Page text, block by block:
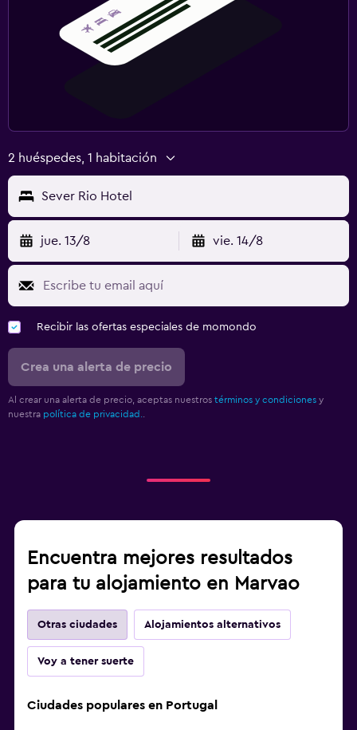
2 huéspedes, 1 habitación
Sever Rio Hotel
jue. 13/8 vie. 14/8
Recibir las ofertas especiales de momondo
Crea una alerta de precio
Al crear una alerta de precio, aceptas nuestros términos y condiciones y
nuestra política de privacidad.
Encuentra mejores resultados
para tu alojamiento en Marvao
Otras ciudades Alojamientos alternativos
Voy a tener suerte
Ciudades populares en Portugal